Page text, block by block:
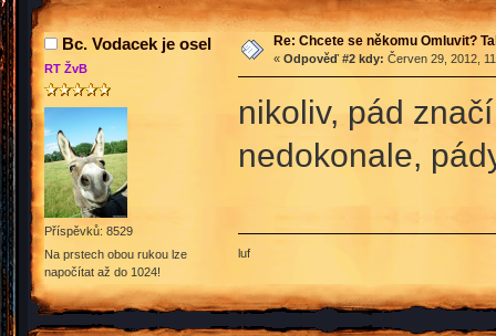
Bc. Vodacek je osel
RT ŽvB
Příspěvků: 8529
Na prstech obou rukou lze
napočítat až do 1024!
Re: Chcete se někomu Omluvit?
« Odpověď #2 kdy: Červen 29, 2012,
nikoliv, pád
nedokonale,
luf